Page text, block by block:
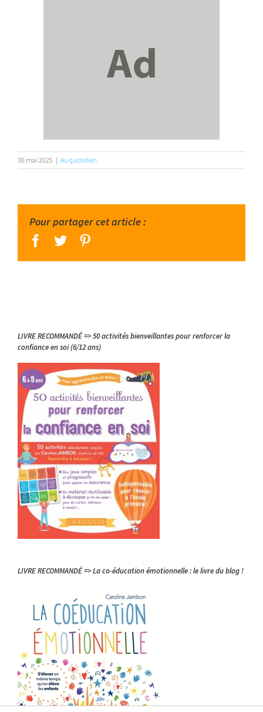
30 mai 2025 | Au quotidien
Pour partager cet article :
facebook
twitter
LIVRE RECOMMANDÉ => 50 activités bienveillantes pour renforcer la
confiance en soi (6/12 ans)
LIVRE RECOMMANDÉ => La co-éducation émotionnelle : le livre du blog !